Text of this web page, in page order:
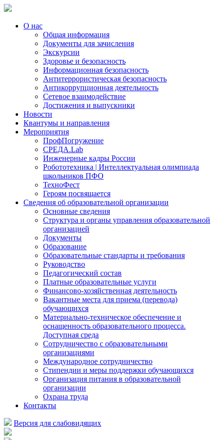
О нас
Общая информация
Документы для зачисления
Экскурсии
Здоровье и безопасность
Информационная безопасность
Антитеррористическая безопасность
Антикоррупционная деятельность
Сетевое взаимодействие
Достижения и выпускники
Новости
Квантумы и направления
Мероприятия
ПрофПогружение
СРЕДА.Lab
Инженерные кадры России
Робототехника | Интеллектуальная олимпиада
школьников ПФО
ТехноФест
Героям посвящается
Сведения об образовательной организации
Основные сведения
Структура и органы управления образовательной
организацией
Документы
Образование
Образовательные стандарты и требования
Руководство
Педагогический состав
Платные образовательные услуги
Финансово-хозяйственная деятельность
Вакантные места для приема (перевода)
обучающихся
Материально-техническое обеспечение и
оснащенность образовательного процесса.
Доступная среда
Сотрудничество с образовательными
организациями
Международное сотрудничество
Стипендии и меры поддержки обучающихся
Организация питания в образовательной
организации
Охрана труда
Контакты
Версия для слабовидящих